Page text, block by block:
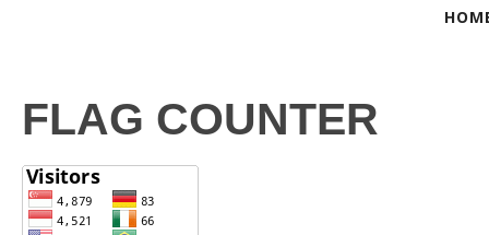
FLAG COUNTER